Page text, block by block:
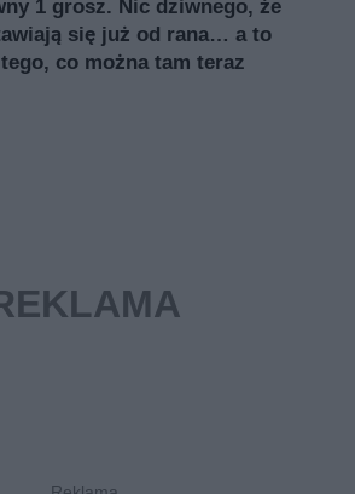
1 grosz. Nic dziwnego, że
się już od rana… a to
co można tam teraz